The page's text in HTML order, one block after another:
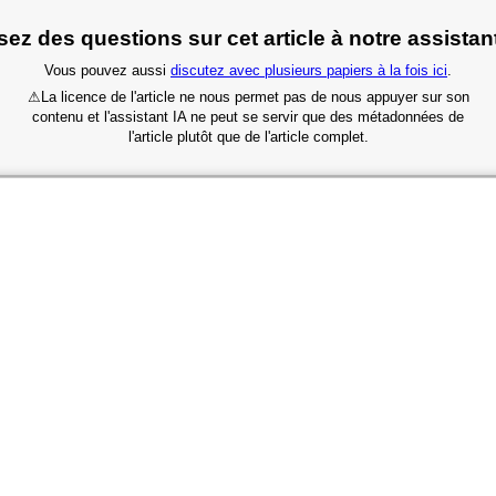
des questions sur cet article à notre
Vous pouvez aussi discutez avec plusieurs papiers à la fois ici.
⚠ La licence de l'article ne nous permet pas de nous appuyer sur son
contenu et l'assistant IA ne peut se servir que des métadonnées de
l'article plutôt que de l'article complet.